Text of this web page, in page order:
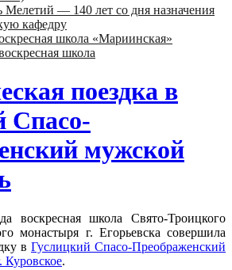
Мелетий — 140 лет со дня назначения
кафедру
школа «Мариинская»
школа
поездка в
Спасо-
мужской
воскресная школа Свято-Троицкого
монастыря г. Егорьевска совершила
в Гуслицкий Спасо-Преображенский
Куровское.